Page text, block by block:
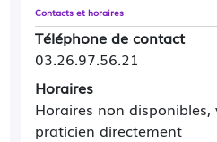
Contacts et horaires
Téléphone de contact
03.26.97.56.21
Horaires
Horaires non
praticien directement